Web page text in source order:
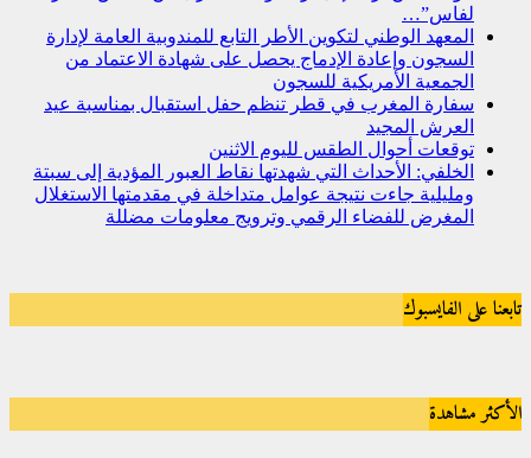
لفاس”…
المعهد الوطني لتكوين الأطر التابع للمندوبية العامة لإدارة
السجون وإعادة الإدماج يحصل على شهادة الاعتماد من
الجمعية الأمريكية للسجون
سفارة المغرب في قطر تنظم حفل استقبال بمناسبة عيد
العرش المجيد
توقعات أحوال الطقس لليوم الاثنين
الخلفي: الأحداث التي شهدتها نقاط العبور المؤدية إلى سبتة
ومليلية جاءت نتيجة عوامل متداخلة في مقدمتها الاستغلال
المغرض للفضاء الرقمي وترويج معلومات مضللة
تابعنا على الفايسبوك
الأكثر مشاهدة